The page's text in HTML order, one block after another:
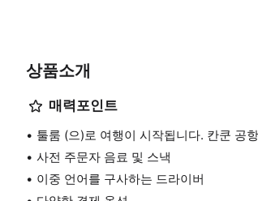
상품소개
매력포인트
툴룸 (으)로 여행이 시작됩니다. 칸쿤 공
사전 주문자 음료 및 스낵
이중 언어를 구사하는 드라이버